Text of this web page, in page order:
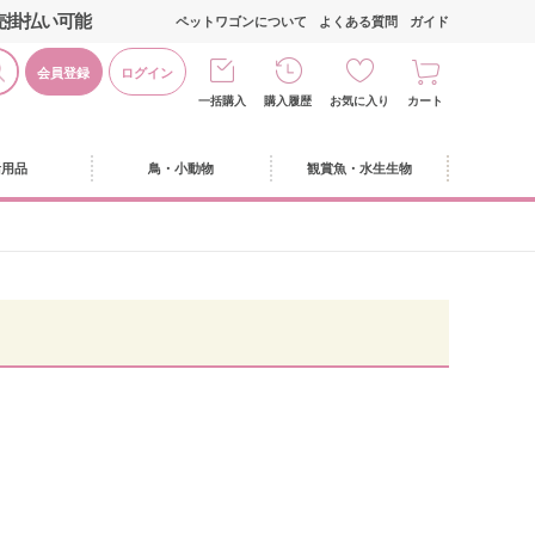
掛払い可能
会員登録 ログイン
ペットワゴンについて よくある質問 ガイド
一括購入 購入履歴 お気に入り カート
品 鳥・小動物 観賞魚・水生生物